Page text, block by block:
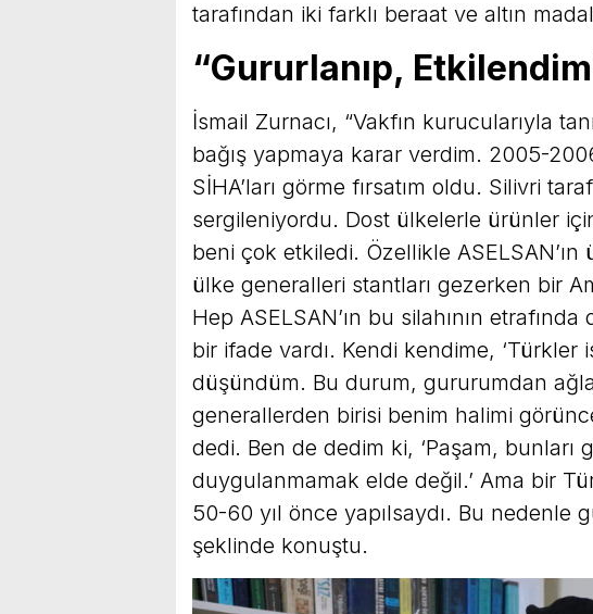
tarafından iki farklı beraat ve altın
“Gururlanıp,
İsmail Zurnacı, “Vakfın kurucularıyla
bağış yapmaya karar verdim. 2005-
SİHA’ları görme fırsatım oldu. Silivri
sergileniyordu. Dost ülkelerle ürünler
beni çok etkiledi. Özellikle
ülke generalleri stantları gezerken bir
Hep ASELSAN’ın bu silahının
bir ifade vardı. Kendi kendime, ‘Türkler
düşündüm. Bu durum, gururumdan
generallerden birisi benim halimi
dedi. Ben de dedim ki, ‘Paşam, bunları
duygulanmamak elde değil.’ Ama bir
50-60 yıl önce yapılsaydı. Bu nedenle
şeklinde konuştu.